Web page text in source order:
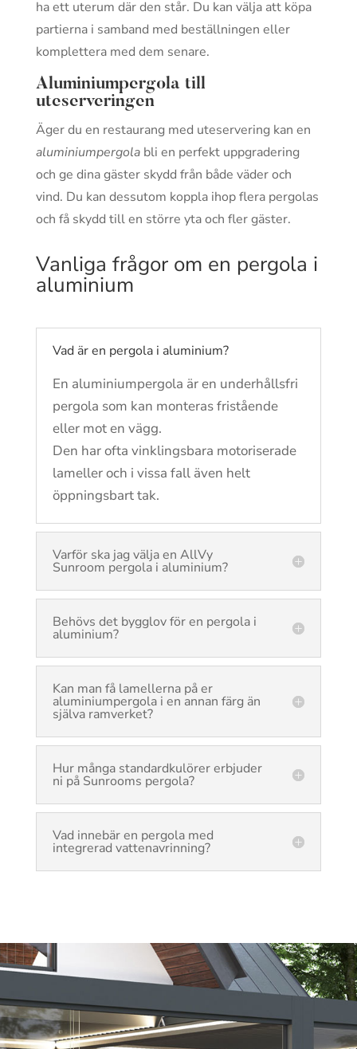
ha ett uterum där den står. Du kan välja att köpa
partierna i samband med beställningen eller
komplettera med dem senare.
Aluminiumpergola till
uteserveringen
Äger du en restaurang med uteservering kan en
aluminiumpergolabli en perfekt uppgradering
och ge dina gäster skydd från både väder och
vind. Du kan dessutom koppla ihop flera pergolas
och få skydd till en större yta och fler gäster.
Vanliga frågor om en pergola i
aluminium
Vad är en pergola i aluminium?
En aluminiumpergola är en underhållsfri
pergola som kan monteras fristående
eller mot en vägg.
Den har ofta vinklingsbara motoriserade
lameller och i vissa fall även helt
öppningsbart tak.
Varför ska jag välja en AllVy
Sunroom pergola i aluminium?
Behövs det bygglov för en pergola i
aluminium?
Kan man få lamellerna på er
aluminiumpergola i en annan färg än
själva ramverket?
Hur många standardkulörer erbjuder
ni på Sunrooms pergola?
Vad innebär en pergola med
integrerad vattenavrinning?